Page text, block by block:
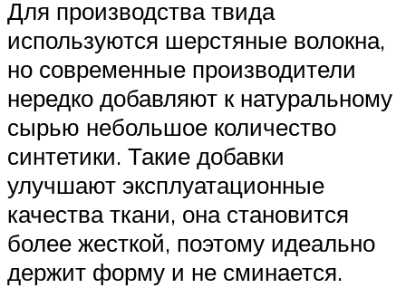
Для производства твида
используются шерстяные волокна,
но современные производители
нередко добавляют к натуральному
сырью небольшое количество
синтетики. Такие добавки
улучшают эксплуатационные
качества ткани, она становится
более жесткой, поэтому идеально
держит форму и не сминается.